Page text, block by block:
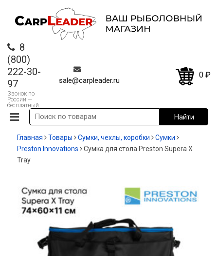
8
(800)
222-30-
97
Звонок по
России —
бесплатный
sale@carpleader.ru
0 ₽
Главная Товары Сумки, чехлы, коробки
Cумки
Preston Innovations
Сумка для стола Preston Supera X
Tray